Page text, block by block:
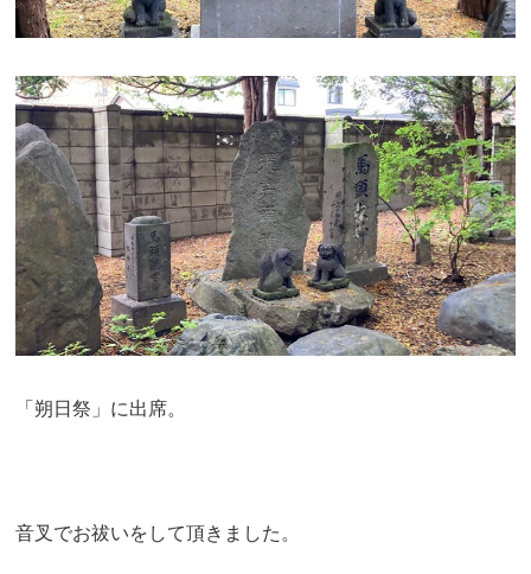
「朔日祭」に出席。
音叉でお祓いをして頂きました。